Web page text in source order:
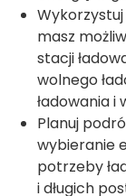
masz
stacji
wolnego
ładowania
Planuj
wybieranie
potrzeby
i długich